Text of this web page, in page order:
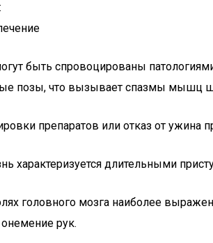
быть спровоцированы
позы, что вызывает спазмы мышц
препаратов или отказ от ужина
характеризуется длительными
головного мозга наиболее
рук.